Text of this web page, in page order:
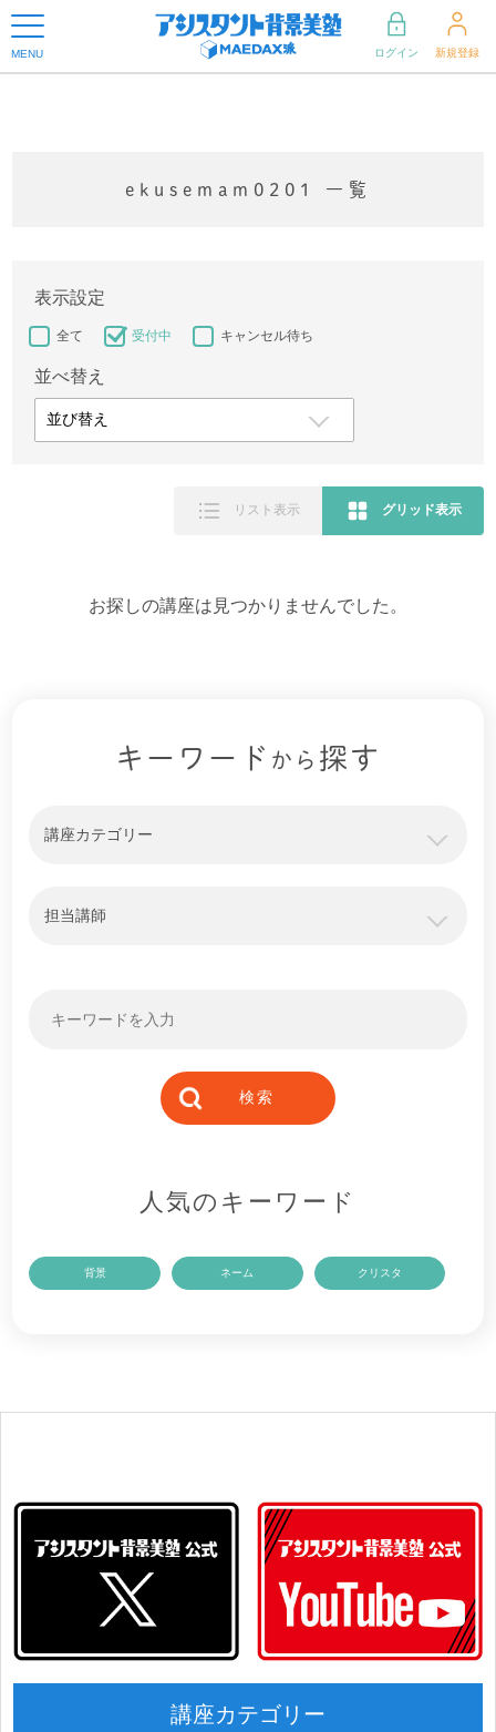
MENU ログイン 新規登録
ekusemam0201 一覧
表示設定
全て 受付中 キャンセル待ち
並べ替え
リスト表示 グリッド表示
お探しの講座は見つかりませんでした。
キーワード から 探す
講座カテゴリー
担当講師
人気のキーワード
背景 ネーム クリスタ
講座カテゴリー